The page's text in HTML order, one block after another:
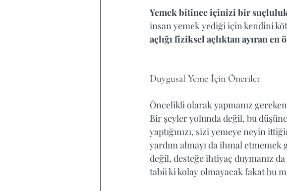
Yemek bitince içinizi bir
insan yemek yediği için kendini
açlığı fiziksel açlıktan ayıran
Duygusal Yeme İçin Öneriler
Öncelikli olarak yapmanız
Bir şeyler yolunda değil, bu
yaptığınızı, sizi yemeye neyin
yardım almayı da ihmal etmemek
değil, desteğe ihtiyaç duymanız
tabii ki kolay olmayacak fakat bu